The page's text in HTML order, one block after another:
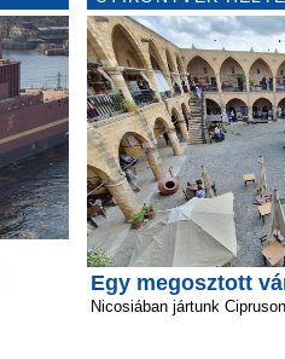
Egy megosztott
Nicosiában jártunk Cipruson